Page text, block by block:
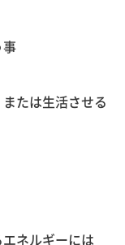
事
たは生活させる
ネルギーには